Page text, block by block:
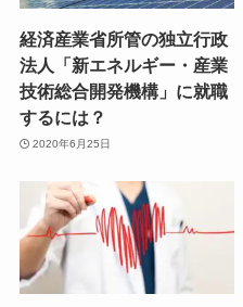
経済産業省所管の独立行政
法人「新エネルギー・産業
技術総合開発機構」に就職
するには？
2020年6月25日